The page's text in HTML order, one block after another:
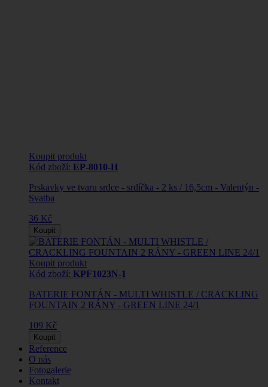
Koupit produkt
Kód zboží: EP-8010-H
Prskavky ve tvaru srdce - srdíčka - 2 ks / 16,5cm - Valentýn -
Svatba
36 Kč
Koupit
Koupit produkt
Kód zboží: KPF1023N-1
BATERIE FONTÁN - MULTI WHISTLE / CRACKLING
FOUNTAIN 2 RÁNY - GREEN LINE 24/1
109 Kč
Koupit
Reference
O nás
Fotogalerie
Kontakt